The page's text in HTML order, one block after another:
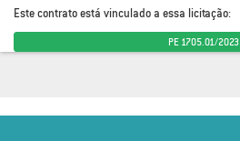
Este contrato está vinculado a essa licitação:
PE 1705.01/2023